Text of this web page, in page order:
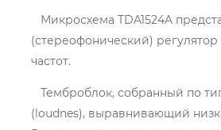
Микросхема TDA1524A
(стереофонический)
частот.
Темброблок, собранный по
(loudnes), выравнивающий